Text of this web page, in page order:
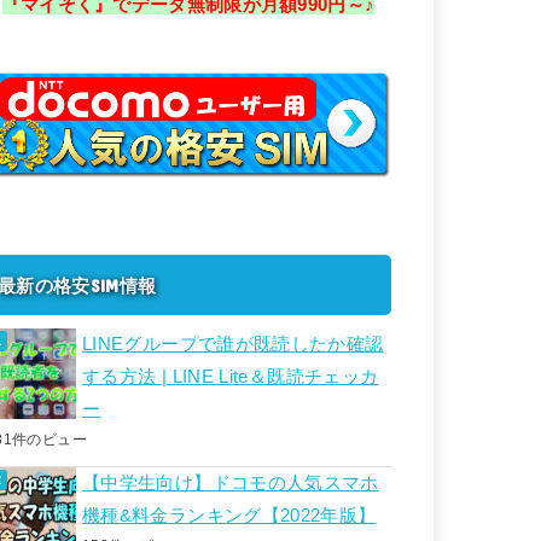
『マイそく』でデータ無制限が月額990円～♪
新の格安SIM情報
LINEグループで誰が既読したか確認
する方法 | LINE Lite＆既読チェッカ
ー
件のビュー
【中学生向け】ドコモの人気スマホ
機種&料金ランキング【2022年版】